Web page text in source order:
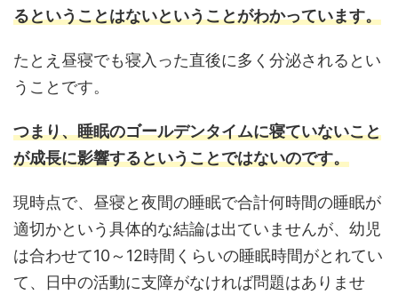
るということはないということがわかっています。
たとえ昼寝でも寝入った直後に多く分泌されるとい
うことです。
つまり、睡眠のゴールデンタイムに寝ていないこと
が成長に影響するということではないのです。
現時点で、昼寝と夜間の睡眠で合計何時間の睡眠が
適切かという具体的な結論は出ていませんが、幼児
は合わせて10～12時間くらいの睡眠時間がとれてい
て、日中の活動に支障がなければ問題はありませ